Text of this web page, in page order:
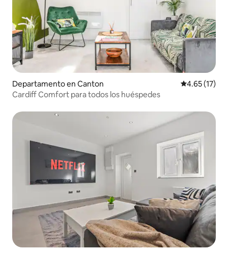
Departamento en Canton Calificación
4.65 (17)
Cardiff Comfort para todos los huéspedes